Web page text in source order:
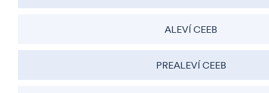
ALEVÍ CEEB
PREALEVÍ CEEB